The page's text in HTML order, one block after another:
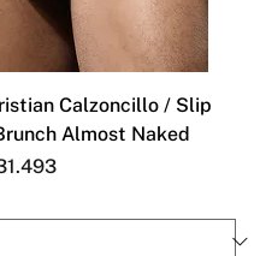
Calzoncillo / Slip
Almost Naked
de oferta